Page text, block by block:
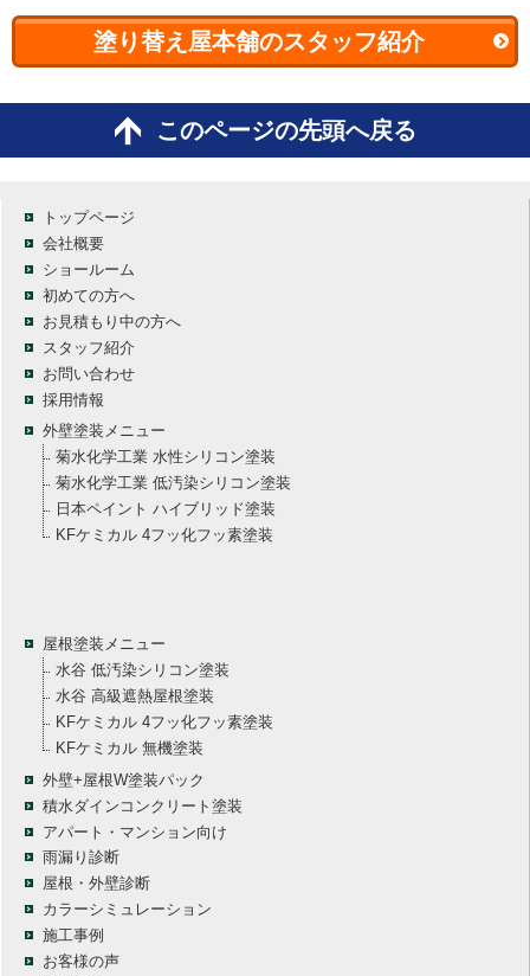
塗り替え屋本舗のスタッフ紹介
このページの先頭へ戻る
トップページ
会社概要
ショールーム
初めての方へ
お見積もり中の方へ
スタッフ紹介
お問い合わせ
採用情報
外壁塗装メニュー
菊水化学工業 水性シリコン塗装
菊水化学工業 低汚染シリコン塗装
日本ペイント ハイブリッド塗装
KFケミカル 4フッ化フッ素塗装
屋根塗装メニュー
水谷 低汚染シリコン塗装
水谷 高級遮熱屋根塗装
KFケミカル 4フッ化フッ素塗装
KFケミカル 無機塗装
外壁+屋根W塗装パック
積水ダインコンクリート塗装
アパート・マンション向け
雨漏り診断
屋根・外壁診断
カラーシミュレーション
施工事例
お客様の声